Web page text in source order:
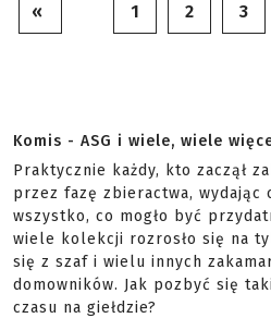
« 1 2 3
Komis - ASG i wiele, wiele
Praktycznie każdy, kto zaczął
przez fazę zbieractwa, wydając
wszystko, co mogło być
wiele kolekcji rozrosło się na
się z szaf i wielu innych
domowników. Jak pozbyć się
czasu na giełdzie?